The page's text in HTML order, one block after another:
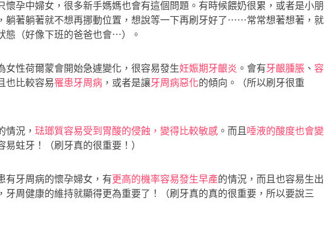
懷孕中婦女，很多新手媽媽也會有這個問題。有時候餵奶很累，或者是小朋
躺著躺著就不想再挪動位置，想說等一下再刷牙好了⋯⋯常常想著想著，就
態（好像下班的爸爸也會⋯）。
女性荷爾蒙會開始急遽變化，很容易發生妊娠期牙齦炎 。會有牙齦腫脹 、 容
也比較容易罹患牙周病 ，或者是讓牙周病惡化的傾向。（所以刷牙很重
情況， 琺瑯質容易受到胃酸的侵蝕，變得比較敏感 。而且 唾液的酸度也會變
易蛀牙！（刷牙真的很重要！）
有牙周病的懷孕婦女，有更高的機率容易發生早產的情況，而且也容易生出
牙周健康的維持就顯得更為重要了！（刷牙真的真的很重要，所以要說三